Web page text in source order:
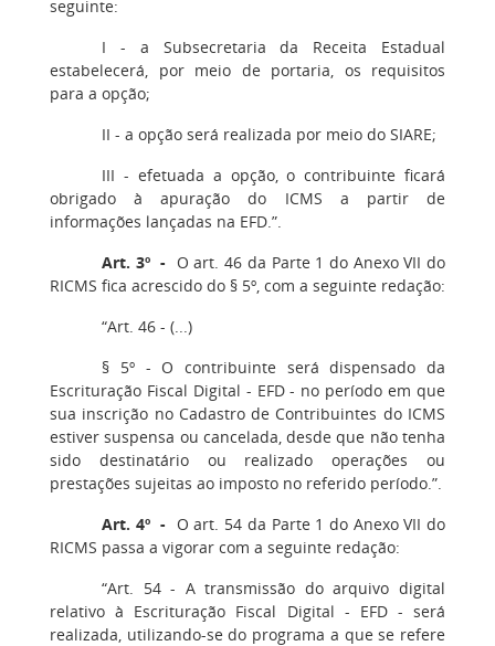
seguinte:
I - a Subsecretaria da Receita Estadual
estabelecerá, por meio de portaria, os requisitos
para a opção;
II - a opção será realizada por meio do SIARE;
III - efetuada a opção, o contribuinte ficará
obrigado à apuração do ICMS a partir de
informações lançadas na EFD.”.
Art. 3º - O art. 46 da Parte 1 do Anexo VII do
RICMS fica acrescido do § 5º, com a seguinte redação:
“Art. 46 - (...)
§ 5º - O contribuinte será dispensado da
Escrituração Fiscal Digital - EFD - no período em que
sua inscrição no Cadastro de Contribuintes do ICMS
estiver suspensa ou cancelada, desde que não tenha
sido destinatário ou realizado operações ou
prestações sujeitas ao imposto no referido período.”.
Art. 4º - O art. 54 da Parte 1 do Anexo VII do
RICMS passa a vigorar com a seguinte redação:
“Art. 54 - A transmissão do arquivo digital
relativo à Escrituração Fiscal Digital - EFD - será
realizada, utilizando-se do programa a que se refere